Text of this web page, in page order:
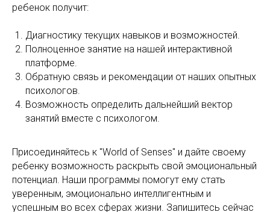
ребенок получит:
Диагностику текущих навыков и возможностей.
Полноценное занятие на нашей интерактивной
платформе.
Обратную связь и рекомендации от наших опытных
психологов.
Возможность определить дальнейший вектор
занятий вместе с психологом.
Присоединяйтесь к "World of Senses" и дайте своему
ребенку возможность раскрыть свой эмоциональный
потенциал. Наши программы помогут ему стать
уверенным, эмоционально интеллигентным и
успешным во всех сферах жизни. Запишитесь сейчас